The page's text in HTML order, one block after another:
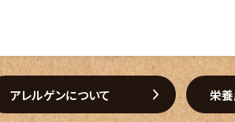
アレルゲンについて 栄